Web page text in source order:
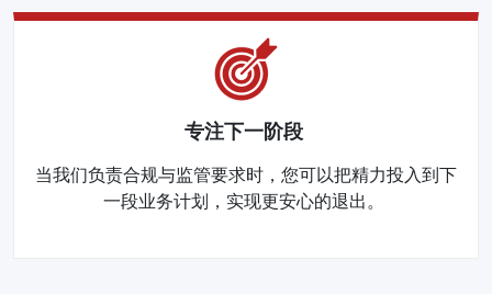
专注下一阶段
当我们负责合规与监管要求时，您可以把精力投入到下
一段业务计划，实现更安心的退出。